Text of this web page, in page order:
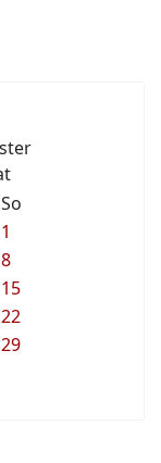
So
1
8
15
22
29